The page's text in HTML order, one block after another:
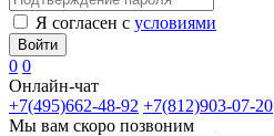
Я согласен с условиями
Войти
0 0
Онлайн-чат
+7(495)662-48-92 +7(812)903-07-20
Мы вам скоро позвоним